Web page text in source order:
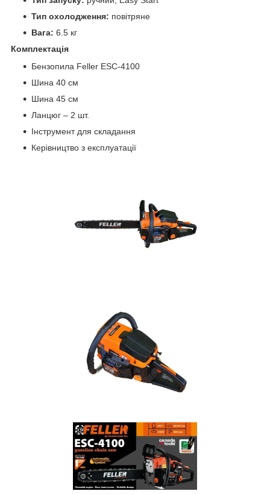
Тип охолодження: повітряне
Вага: 6.5 кг
Комплектація
Бензопила Feller ESC-4100
Шина 40 см
Шина 45 см
Ланцюг – 2 шт.
Інструмент для складання
Керівництво з експлуатації